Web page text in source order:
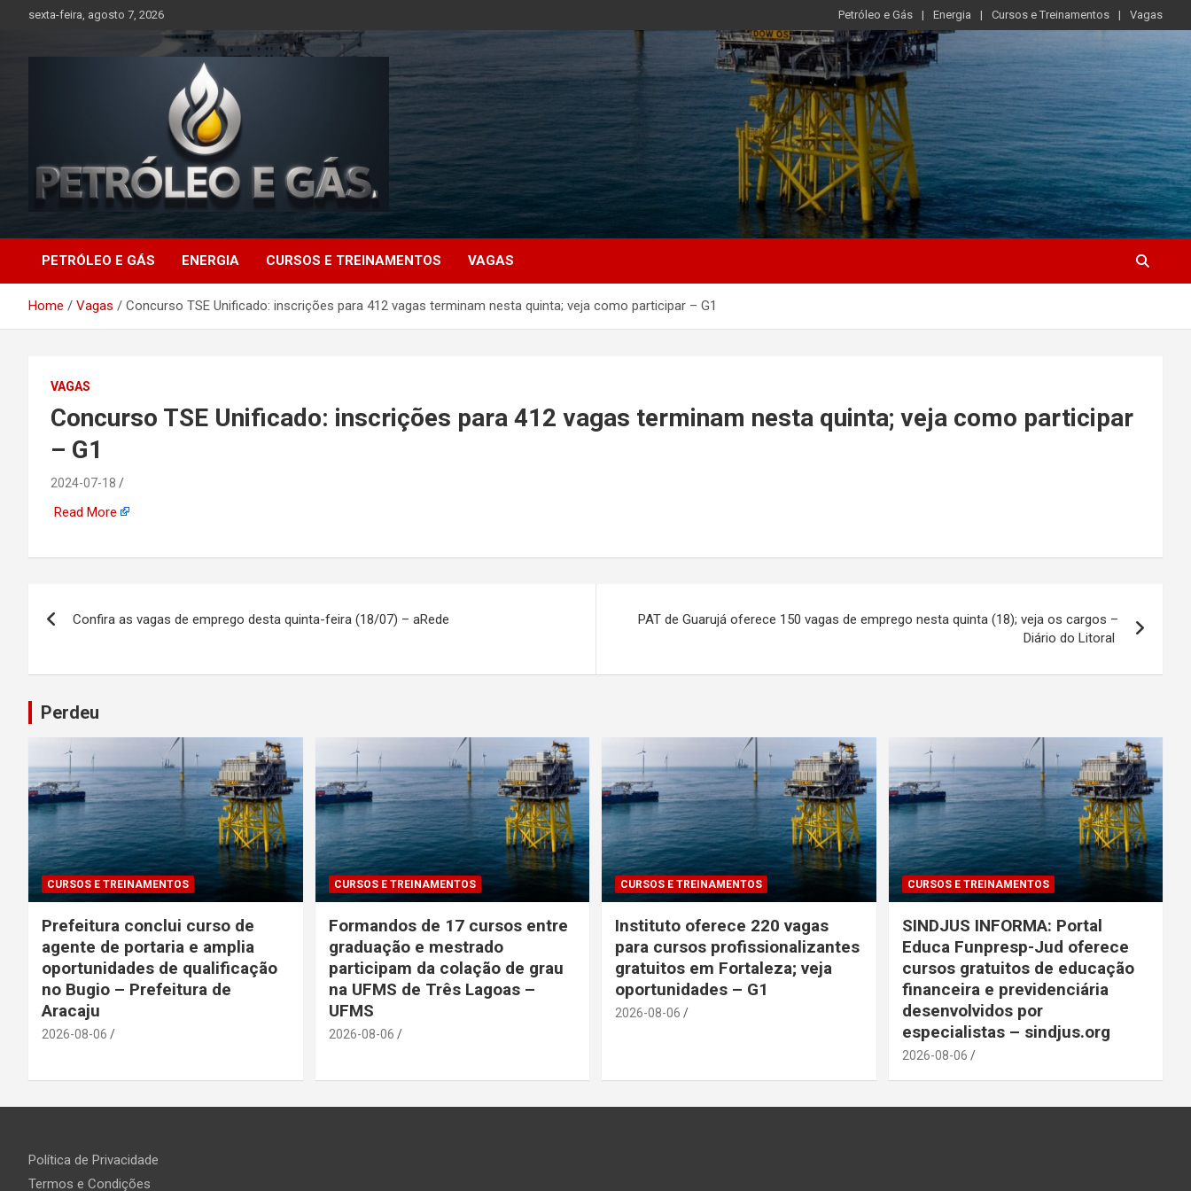
sexta-feira, agosto 7, 2026 Petróleo e Gás Energia Cursos e Treinamentos Vagas
Petróleo e Gás |
Últimas notícias
relacionadas a
petróleo, gás, vagas de
emprego, energia, setor
offshore, economia,
tecnologia, indústria
automotiva, mineração,
indústria naval, etc
PETRÓLEO E GÁS ENERGIA CURSOS E TREINAMENTOS VAGAS
Home Vagas Concurso TSE Unificado: inscrições para 412 vagas terminam nesta quinta; veja como participar – G1
VAGAS
Concurso TSE Unificado: inscrições para 412 vagas terminam nesta quinta; veja como participar
– G1
2024-07-18
Read More
de
Post
Confira as vagas de emprego desta quinta-feira (18/07) – aRede
PAT de Guarujá oferece 150 vagas de emprego nesta quinta (18); veja os cargos –
Diário do Litoral
Perdeu
CURSOS E TREINAMENTOS
Prefeitura conclui curso de
agente de portaria e amplia
oportunidades de qualificação
no Bugio – Prefeitura de
Aracaju
2026-08-06
CURSOS E TREINAMENTOS
Formandos de 17 cursos entre
graduação e mestrado
participam da colação de grau
na UFMS de Três Lagoas –
UFMS
2026-08-06
CURSOS E TREINAMENTOS
Instituto oferece 220 vagas
para cursos profissionalizantes
gratuitos em Fortaleza; veja
oportunidades – G1
2026-08-06
CURSOS E TREINAMENTOS
SINDJUS INFORMA: Portal
Educa Funpresp-Jud oferece
cursos gratuitos de educação
financeira e previdenciária
desenvolvidos por
especialistas – sindjus.org
2026-08-06
Política de Privacidade
Termos e Condições